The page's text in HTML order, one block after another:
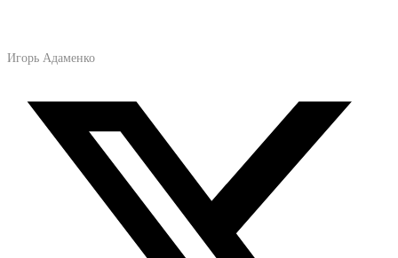
Игорь Адаменко